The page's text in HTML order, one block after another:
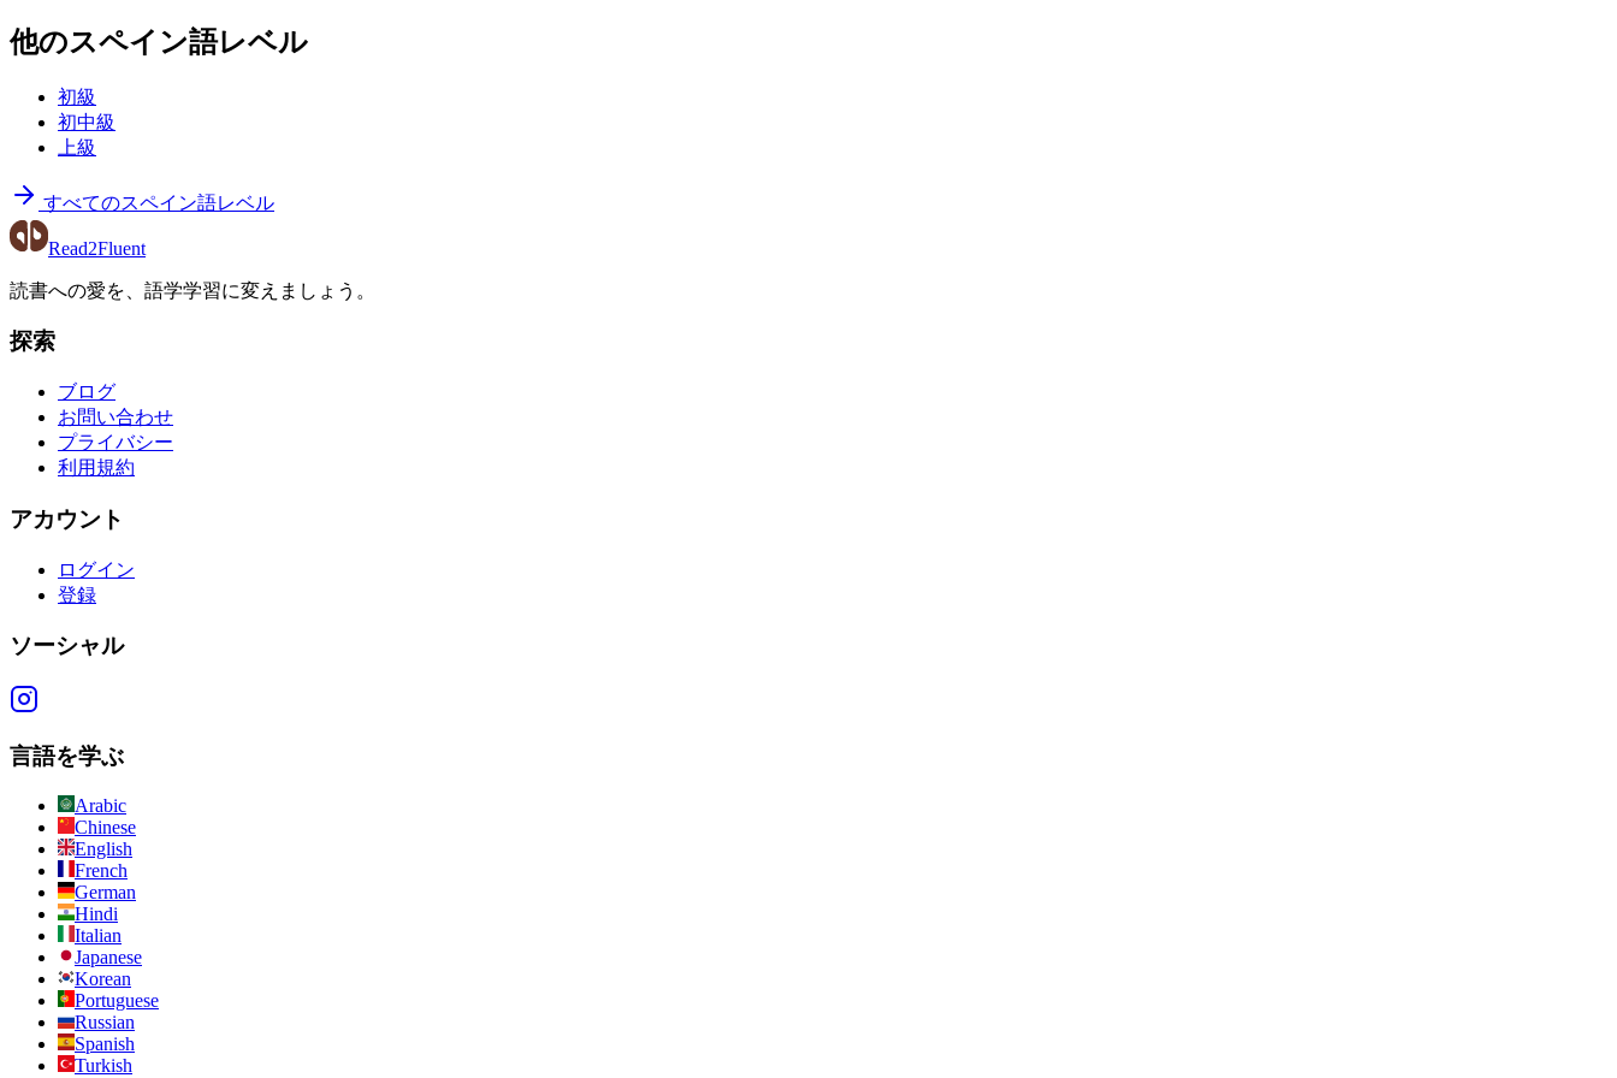
他のスペイン語レベル
初級
初中級
上級
すべてのスペイン語レベル
Read2Fluent
読書への愛を、語学学習に変えましょう。
探索
ブログ
お問い合わせ
プライバシー
利用規約
アカウント
ログイン
登録
ソーシャル
言語を学ぶ
Arabic
Chinese
English
French
German
Hindi
Italian
Japanese
Korean
Portuguese
Russian
Spanish
Turkish